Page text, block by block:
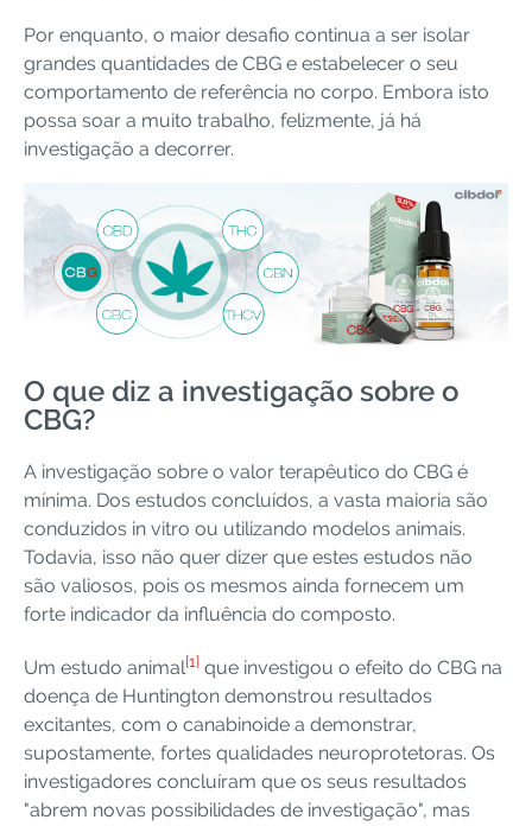
Por enquanto, o maior desafio continua a ser isolar
grandes quantidades de CBG e estabelecer o seu
comportamento de referência no corpo. Embora isto
possa soar a muito trabalho, felizmente, já há
investigação a decorrer.
O que diz a investigação sobre o
CBG?
A investigação sobre o valor terapêutico do CBG é
mínima. Dos estudos concluídos, a vasta maioria são
conduzidos in vitro ou utilizando modelos animais.
Todavia, isso não quer dizer que estes estudos não
são valiosos, pois os mesmos ainda fornecem um
forte indicador da influência do composto.
Um estudo animal[1] que investigou o efeito do CBG na
doença de Huntington demonstrou resultados
excitantes, com o canabinoide a demonstrar,
supostamente, fortes qualidades neuroprotetoras. Os
investigadores concluíram que os seus resultados
"abrem novas possibilidades de investigação", mas